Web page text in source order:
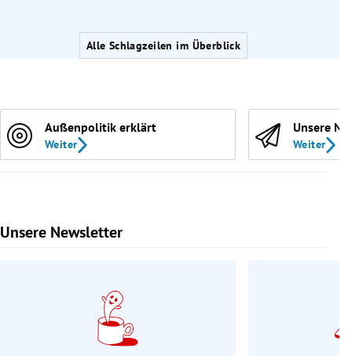
Alle Schlagzeilen im Überblick
Außenpolitik erklärt
Weiter
Unsere
Weiter
Unsere Newsletter
Slide 1 von 9